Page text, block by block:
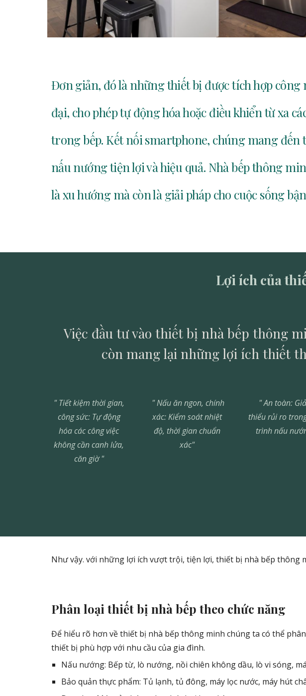
Đơn giản, đó là những thiết bị được tích hợp công
đại, cho phép tự động hóa hoặc điều khiển từ xa
trong bếp. Kết nối smartphone, chúng mang
nấu nướng tiện lợi và hiệu quả. Nhà bếp thông
là xu hướng mà còn là giải pháp cho cuộc sống
Lợi ích của
Việc đầu tư vào thiết bị nhà bếp thông
còn mang lại những lợi ích thiết
" Tiết kiệm thời gian,
công sức: Tự động
hóa các công việc
không cần canh lửa,
căn giờ "
" Nấu ăn ngon, chính
xác: Kiểm soát nhiệt
độ, thời gian chuẩn
xác"
" An toàn:
thiểu rủi ro
trình nấu
Như vậy. với những lợi ích vượt trội, tiện lợi, thiết bị nhà bếp thông
Phân loại thiết bị nhà bếp theo chức năng
Để hiểu rõ hơn về thiết bị nhà bếp thông minh chúng ta có thể
thiết bị phù hợp với nhu cầu của gia đình.
Nấu nướng: Bếp từ, lò nướng, nồi chiên không dầu, lò vi sóng,
Bảo quản thực phẩm: Tủ lạnh, tủ đông, máy lọc nước, máy hút